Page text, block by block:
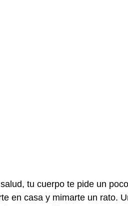
tu cuerpo te pide un
en casa y mimarte un rato.